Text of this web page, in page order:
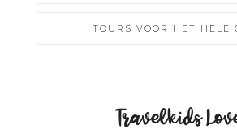
TOURS VOOR HET HELE
Travelkids